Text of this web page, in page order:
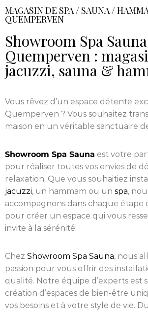
MAGASIN DE SPA / SAUNA /
QUEMPERVEN
Showroom Spa Sauna
Quemperven :
jacuzzi, sauna &
Vous rêvez d’un espace détente
Quemperven ? Vous souhaitez
maison en un véritable sanctuaire
Showroom Spa Sauna est votre
pour réaliser toutes vos envies de
relaxation. Que vous souhaitiez
jacuzzi, un hammam ou un spa,
accompagnons dans chaque
pour créer un espace qui vous
invite à la sérénité.
Chez Showroom Spa Sauna, nous
passion pour vous offrir des
qualité. Notre équipe d’experts est
création d’espaces de bien-être
vos besoins et à votre style de vie.